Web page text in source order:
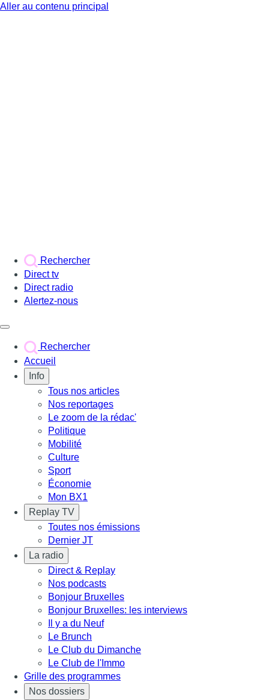
Aller au contenu principal
Rechercher
Direct tv
Direct radio
Alertez-nous
Rechercher
Accueil
Info
Tous nos articles
Nos reportages
Le zoom de la rédac'
Politique
Mobilité
Culture
Sport
Économie
Mon BX1
Replay TV
Toutes nos émissions
Dernier JT
La radio
Direct & Replay
Nos podcasts
Bonjour Bruxelles
Bonjour Bruxelles: les interviews
Il y a du Neuf
Le Brunch
Le Club du Dimanche
Le Club de l'Immo
Grille des programmes
Nos dossiers